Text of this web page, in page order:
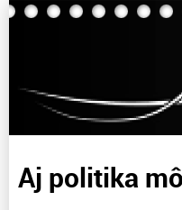
Najkomentovanejšie články
Komerčné blogy
Aj politika